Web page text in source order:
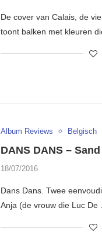
De cover van Calais, de
toont balken met kleuren
Album Reviews Belgisch
DANS DANS –
18/07/2016
Dans Dans. Twee
Anja (de vrouw die Luc De